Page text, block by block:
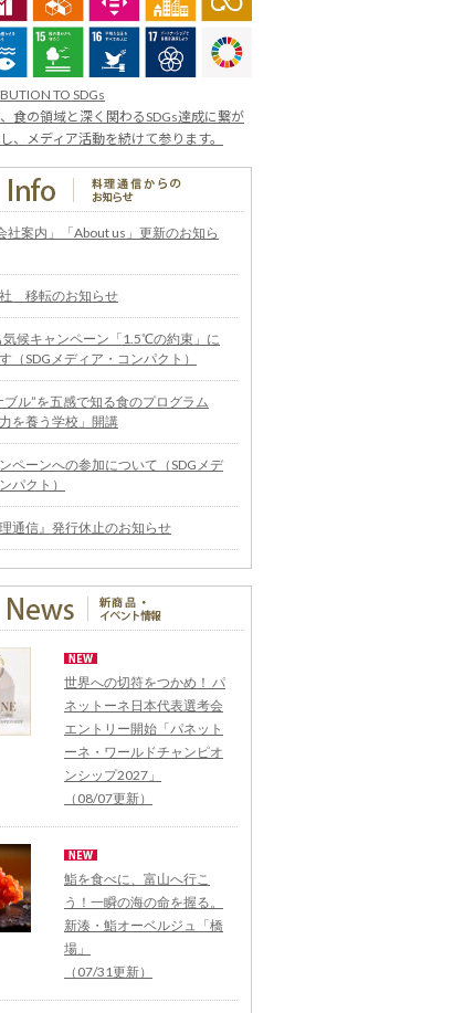
TO SDGs
食の領域と深く関わるSDGs達成に繋が
、メディア活動を続けて参ります。
社案内」「About us」更新のお知ら
移転のお知らせ
候キャンペーン「1.5℃の約束」に
（SDGメディア・コンパクト）
ブル”を五感で知る食のプログラム
力を養う学校」開講
ペーンへの参加について（SDGメデ
パクト）
通信』発行休止のお知らせ
世界への切符をつかめ！ パ
ネットーネ日本代表選考会
エントリー開始「パネット
ーネ・ワールドチャンピオ
ンシップ2027」
（08/07更新）
鮨を食べに、富山へ行こ
う！一瞬の海の命を握る。
新湊・鮨オーベルジュ「橋
場」
（07/31更新）